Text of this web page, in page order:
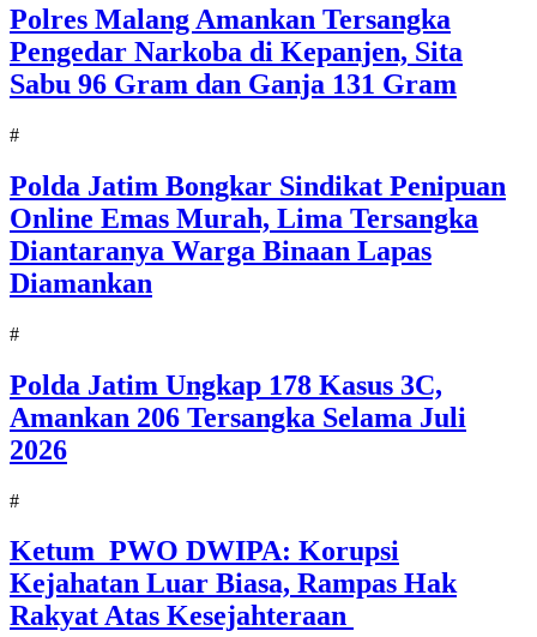
Polres Malang Amankan Tersangka
Pengedar Narkoba di Kepanjen, Sita
Sabu 96 Gram dan Ganja 131 Gram
#
Polda Jatim Bongkar Sindikat Penipuan
Online Emas Murah, Lima Tersangka
Diantaranya Warga Binaan Lapas
Diamankan
#
Polda Jatim Ungkap 178 Kasus 3C,
Amankan 206 Tersangka Selama Juli
2026
#
Ketum PWO DWIPA: Korupsi
Kejahatan Luar Biasa, Rampas Hak
Rakyat Atas Kesejahteraan